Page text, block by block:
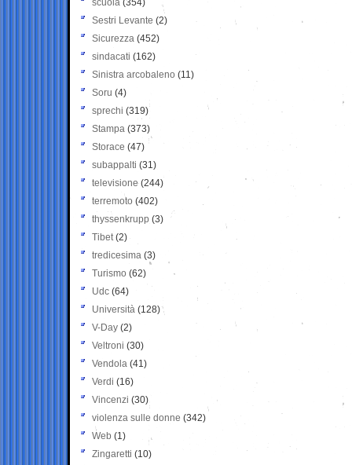
scuola (354)
Sestri Levante (2)
Sicurezza (452)
sindacati (162)
Sinistra arcobaleno (11)
Soru (4)
sprechi (319)
Stampa (373)
Storace (47)
subappalti (31)
televisione(244)
terremoto (402)
thyssenkrupp (3)
Tibet(2)
tredicesima (3)
Turismo (62)
Udc (64)
Università (128)
V-Day (2)
Veltroni (30)
Vendola (41)
Verdi (16)
Vincenzi (30)
violenza sulle donne (342)
Web (1)
Zingaretti (10)